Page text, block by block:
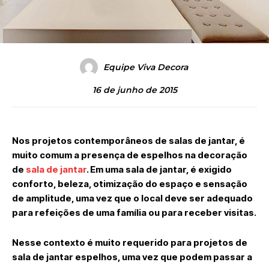
Equipe Viva Decora
16 de junho de 2015
Nos projetos contemporâneos de salas de jantar, é
muito comum a presença de espelhos na decoração
de sala de jantar. Em uma sala de jantar, é exigido
conforto, beleza, otimização do espaço e sensação
de amplitude, uma vez que o local deve ser adequado
para refeições de uma família ou para receber visitas.
Nesse contexto é muito requerido para projetos de
sala de jantar espelhos, uma vez que podem passar a